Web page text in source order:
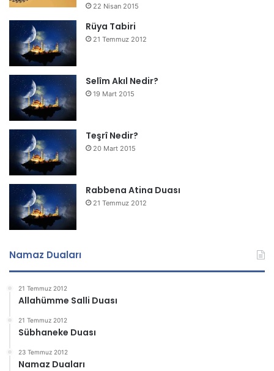
22 Nisan 2015
Rüya Tabiri
21 Temmuz 2012
Selîm Akıl Nedir?
19 Mart 2015
Teşrî Nedir?
20 Mart 2015
Rabbena Atina Duası
21 Temmuz 2012
Namaz Duaları
21 Temmuz 2012
Allahümme Salli Duası
21 Temmuz 2012
Sübhaneke Duası
23 Temmuz 2012
Namaz Duaları